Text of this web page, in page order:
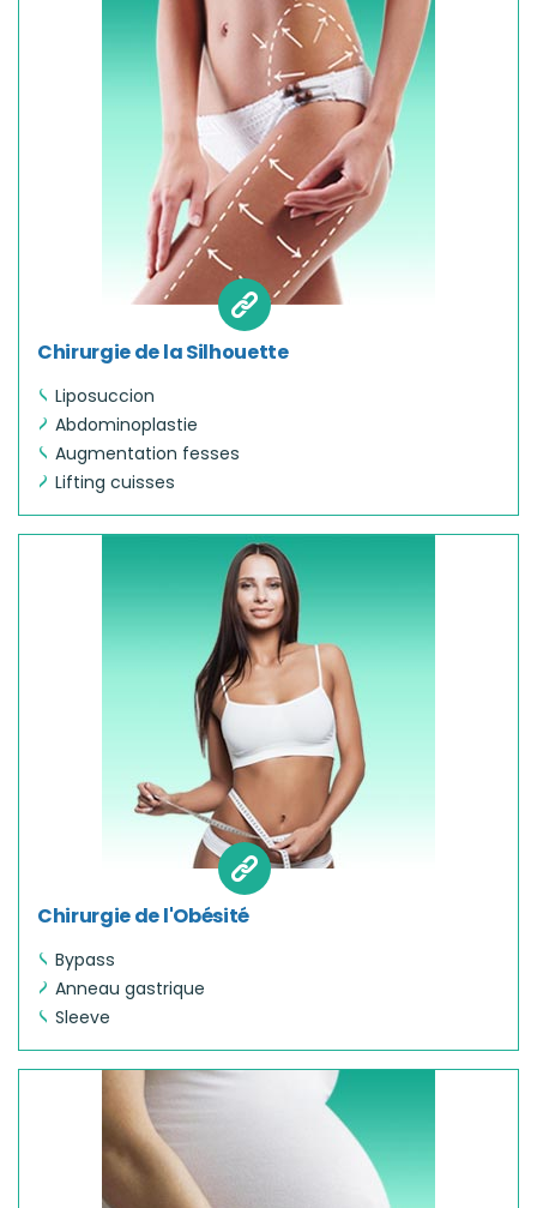
Chirurgie de la Silhouette
Liposuccion
Abdominoplastie
Augmentation fesses
Lifting cuisses
Chirurgie de l'Obésité
Bypass
Anneau gastrique
Sleeve